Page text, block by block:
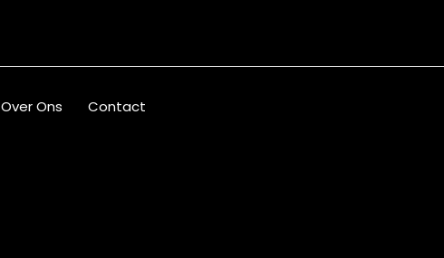
Over Ons Contact